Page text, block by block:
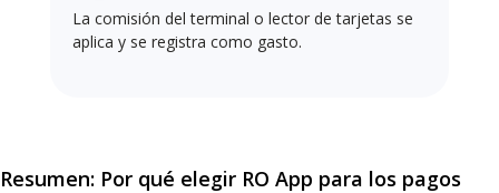
La comisión del terminal o lector de tarjetas se
aplica y se registra como gasto.
Resumen: Por qué elegir RO App para los pagos